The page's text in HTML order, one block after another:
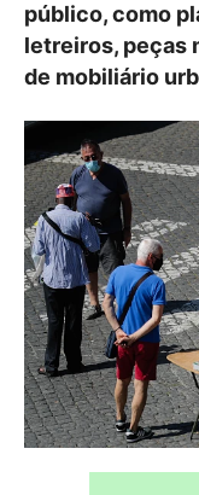
público, como
letreiros, peças
de mobiliário